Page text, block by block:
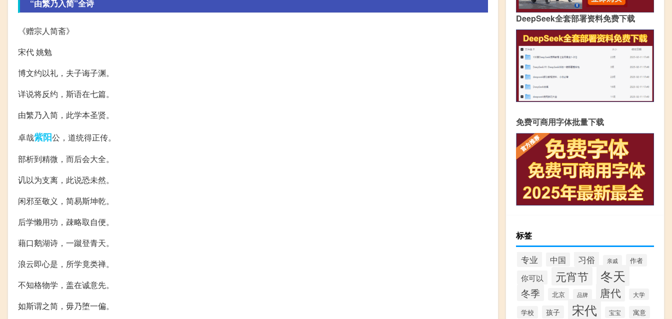
“由繁乃入简”全诗
《赠宗人简斋》
宋代 姚勉
博文约以礼，夫子诲子渊。
详说将反约，斯语在七篇。
由繁乃入简，此学本圣贤。
卓哉紫阳公，道统得正传。
部析到精微，而后会大全。
讥以为支离，此说恐未然。
闲邪至敬义，简易斯坤乾。
后学懒用功，疎略取自便。
藉口鹅湖诗，一蹴登青天。
浪云即心是，所学竟类禅。
不知格物学，盖在诚意先。
如斯谓之简，毋乃堕一偏。
DeepSeek全套部署资料免费下载
免费可商用字体批量下载
标签
专业 中国 习俗 亲戚 作者
你可以 元宵节 冬天
冬季 北京 品牌 唐代 大学
学校 孩子 宋代 宝宝 寓意